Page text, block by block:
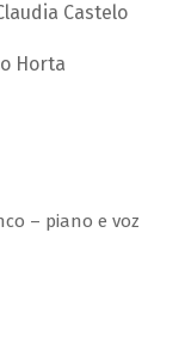
Castelo
Horta
– piano e voz